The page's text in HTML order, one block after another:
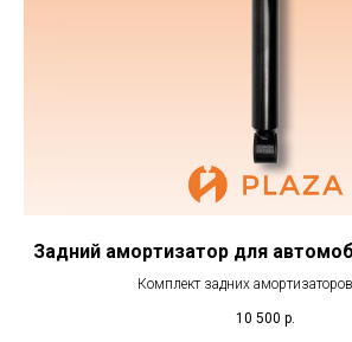
Задний амортизатор для
Комплект задних
10 500 р.